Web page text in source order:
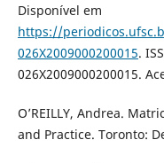
Disponível em
https://
026X2009000200015.
026X2009000200015.
O’REILLY, Andrea.
and Practice. Toronto: